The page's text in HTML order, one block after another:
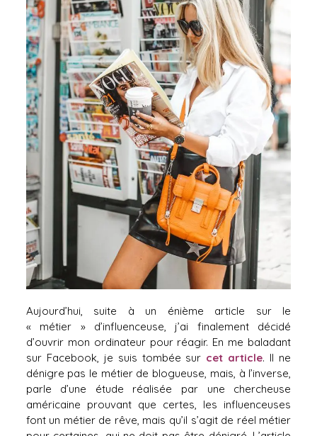
Aujourd’hui, suite à un énième article sur le
« métier » d’influenceuse, j’ai finalement décidé
d’ouvrir mon ordinateur pour réagir. En me baladant
sur Facebook, je suis tombée sur cet article. Il ne
dénigre pas le métier de blogueuse, mais, à l’inverse,
parle d’une étude réalisée par une chercheuse
américaine prouvant que certes, les influenceuses
font un métier de rêve, mais qu’il s’agit de réel métier